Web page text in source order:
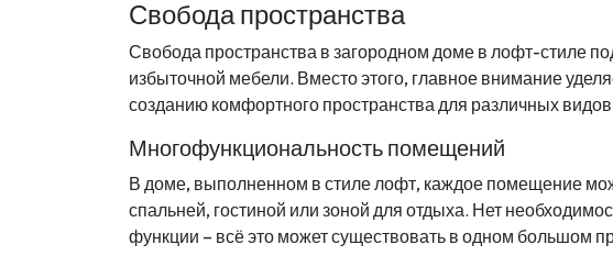
Свобода пространства
Свобода пространства в загородном доме в лофт-стиле
избыточной мебели. Вместо этого, главное внимание
созданию комфортного пространства для различных
Многофункциональность помещений
В доме, выполненном в стиле лофт, каждое помещение
спальней, гостиной или зоной для отдыха. Нет
функции – всё это может существовать в одном большом